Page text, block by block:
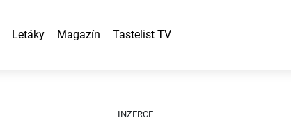
Letáky Magazín Tastelist TV
INZERCE